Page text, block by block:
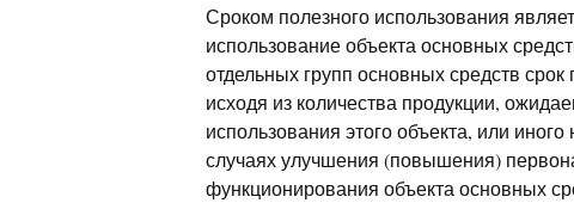
Сроком полезного использования
использование объекта основных
отдельных групп основных средств
исходя из количества продукции,
использования этого объекта, или
случаях улучшения (повышения)
функционирования объекта основных